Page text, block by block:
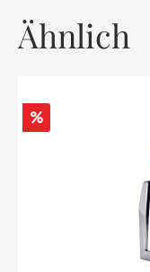
Ähnlich
Rabatt
%